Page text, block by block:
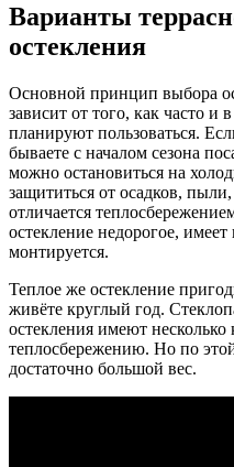
Варианты
остекления
Основной принцип выбора
зависит от того, как часто и
планируют пользоваться.
бываете с началом сезона
можно остановиться на
защититься от осадков,
отличается
остекление недорогое,
монтируется.
Теплое же остекление
живёте круглый год.
остекления имеют несколько
теплосбережению. Но по
достаточно большой вес.